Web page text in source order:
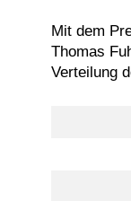
Mit dem
Thomas
Verteilung